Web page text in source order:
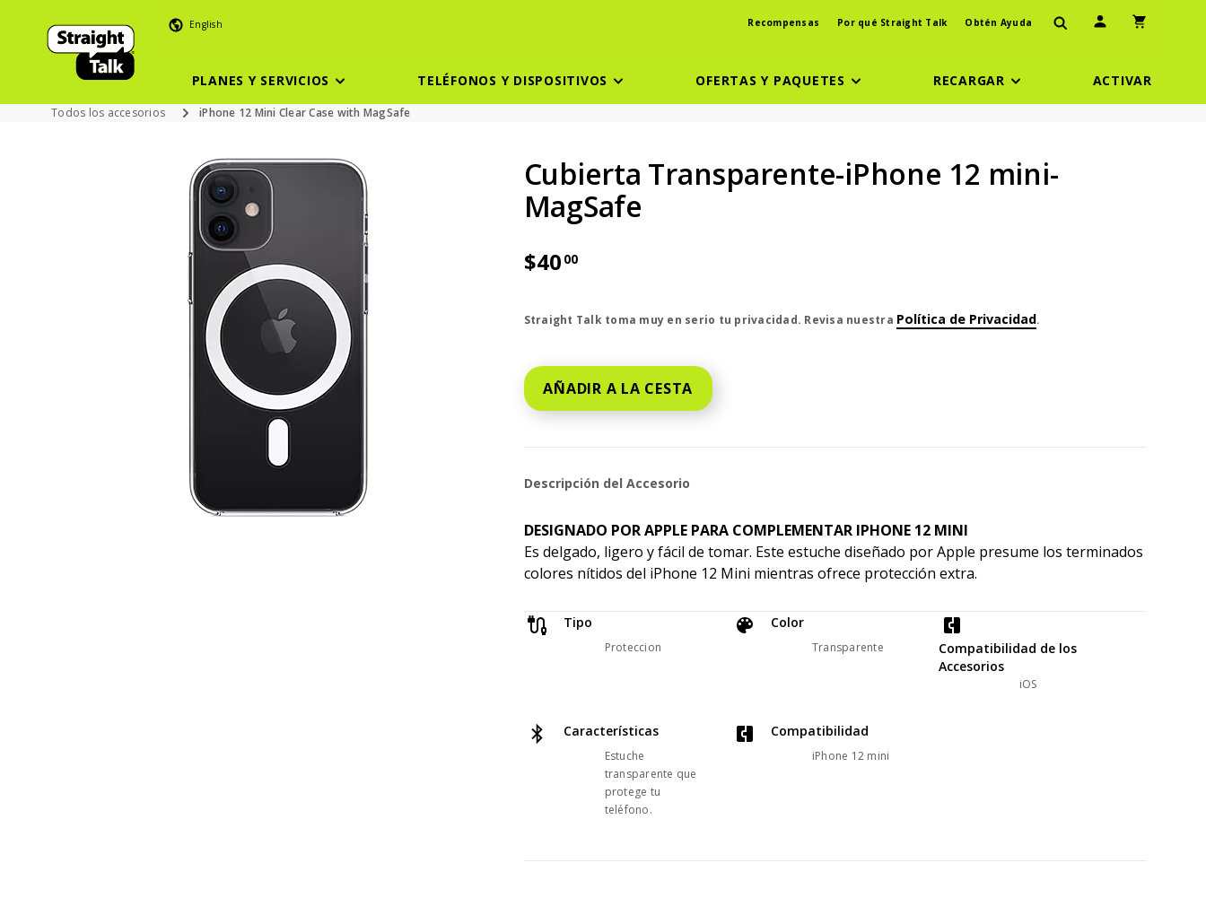
English Recompensas Por qué Straight Talk Obtén Ayuda Ícono de usuario
PLANES Y SERVICIOS TELÉFONOS Y DISPOSITIVOS OFERTAS Y PAQUETES RECARGAR ACTIVAR
Todos los accesorios iPhone 12 Mini Clear Case with MagSafe
Cubierta Transparente-iPhone 12 mini-
MagSafe
$40 00
Straight Talk toma muy en serio tu privacidad. Revisa nuestra Política de Privacidad.
AÑADIR A LA CESTA
Descripción del Accesorio
DESIGNADO POR APPLE PARA COMPLEMENTAR IPHONE 12 MINI
Es delgado, ligero y fácil de tomar. Este estuche diseñado por Apple presume los terminados
colores nítidos del iPhone 12 Mini mientras ofrece protección extra.
Tipo
Proteccion
Color
Transparente
Compatibilidad de los
Accesorios
iOS
Características
Estuche
transparente que
protege tu
teléfono.
Compatibilidad
iPhone 12 mini